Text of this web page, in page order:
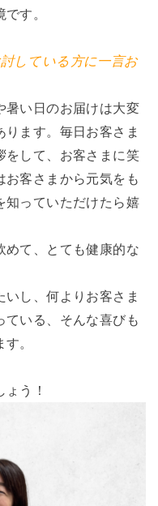
す。
している方に一言お
暑い日のお届けは大変
ます。毎日お客さま
をして、お客さまに笑
お客さまから元気をも
知っていただけたら嬉
めて、とても健康的な
し、何よりお客さま
ている、そんな喜びも
。
う！